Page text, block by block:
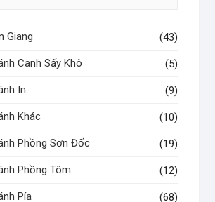
Giang (43)
Canh Sấy Khô (5)
In (9)
Khác (10)
Phồng Sơn Đốc (19)
Phồng Tôm (12)
Pía (68)